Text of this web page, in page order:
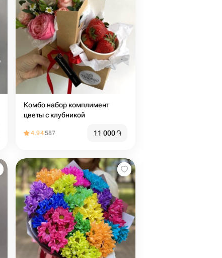
Комбо набор комплимент
цветы с клубникой
4.94587 11 000֏